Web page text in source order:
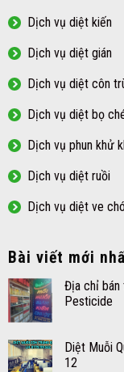
Dịch vụ diệt kiến
Dịch vụ diệt gián
Dịch vụ diệt côn
Dịch vụ diệt bọ
Dịch vụ phun khử
Dịch vụ diệt ruồi
Dịch vụ diệt ve chó
Bài viết mới
Địa chỉ bán
Pesticide
Diệt Muỗi
12